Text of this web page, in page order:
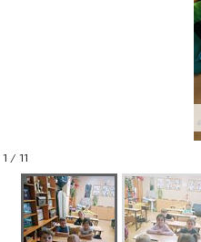
1 / 11